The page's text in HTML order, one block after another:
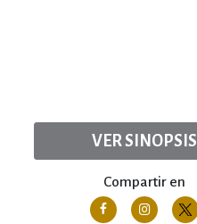
VER SINOPSIS
Compartir en